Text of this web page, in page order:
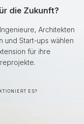
die Zukunft?
Architekten
und Start-ups wählen
für ihre
ES?